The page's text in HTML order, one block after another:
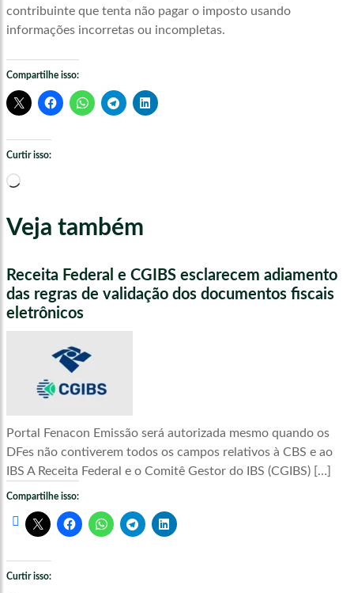
contribuinte que tenta não pagar o imposto usando
informações incorretas ou incompletas.
Compartilhe isso:
Curtir isso:
Carregando...
Veja também
Receita Federal e CGIBS esclarecem adiamento
das regras de validação dos documentos fiscais
eletrônicos
Portal Fenacon Emissão será autorizada mesmo quando os
DFes não contiverem todos os campos relativos à CBS e ao
IBS A Receita Federal e o Comitê Gestor do IBS (CGIBS) […]
Compartilhe isso:
Curtir isso: